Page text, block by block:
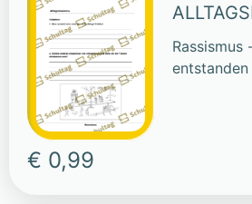
Rassismus
€ 0,99